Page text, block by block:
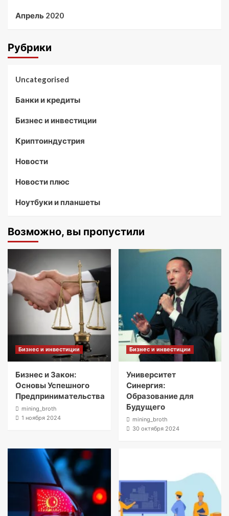
Апрель 2020
Рубрики
Uncategorised
Банки и кредиты
Бизнес и инвестиции
Криптоиндустрия
Новости
Новости плюс
Ноутбуки и планшеты
Возможно, вы пропустили
Бизнес и инвестиции
Бизнес и Закон:
Основы Успешного
Предпринимательства
mining_broth
1 ноября 2024
Бизнес и инвестиции
Университет
Синергия:
Образование для
Будущего
mining_broth
30 октября 2024